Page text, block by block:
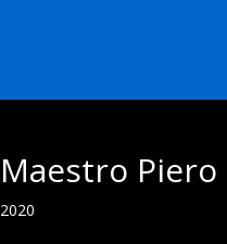
Maestro
2020